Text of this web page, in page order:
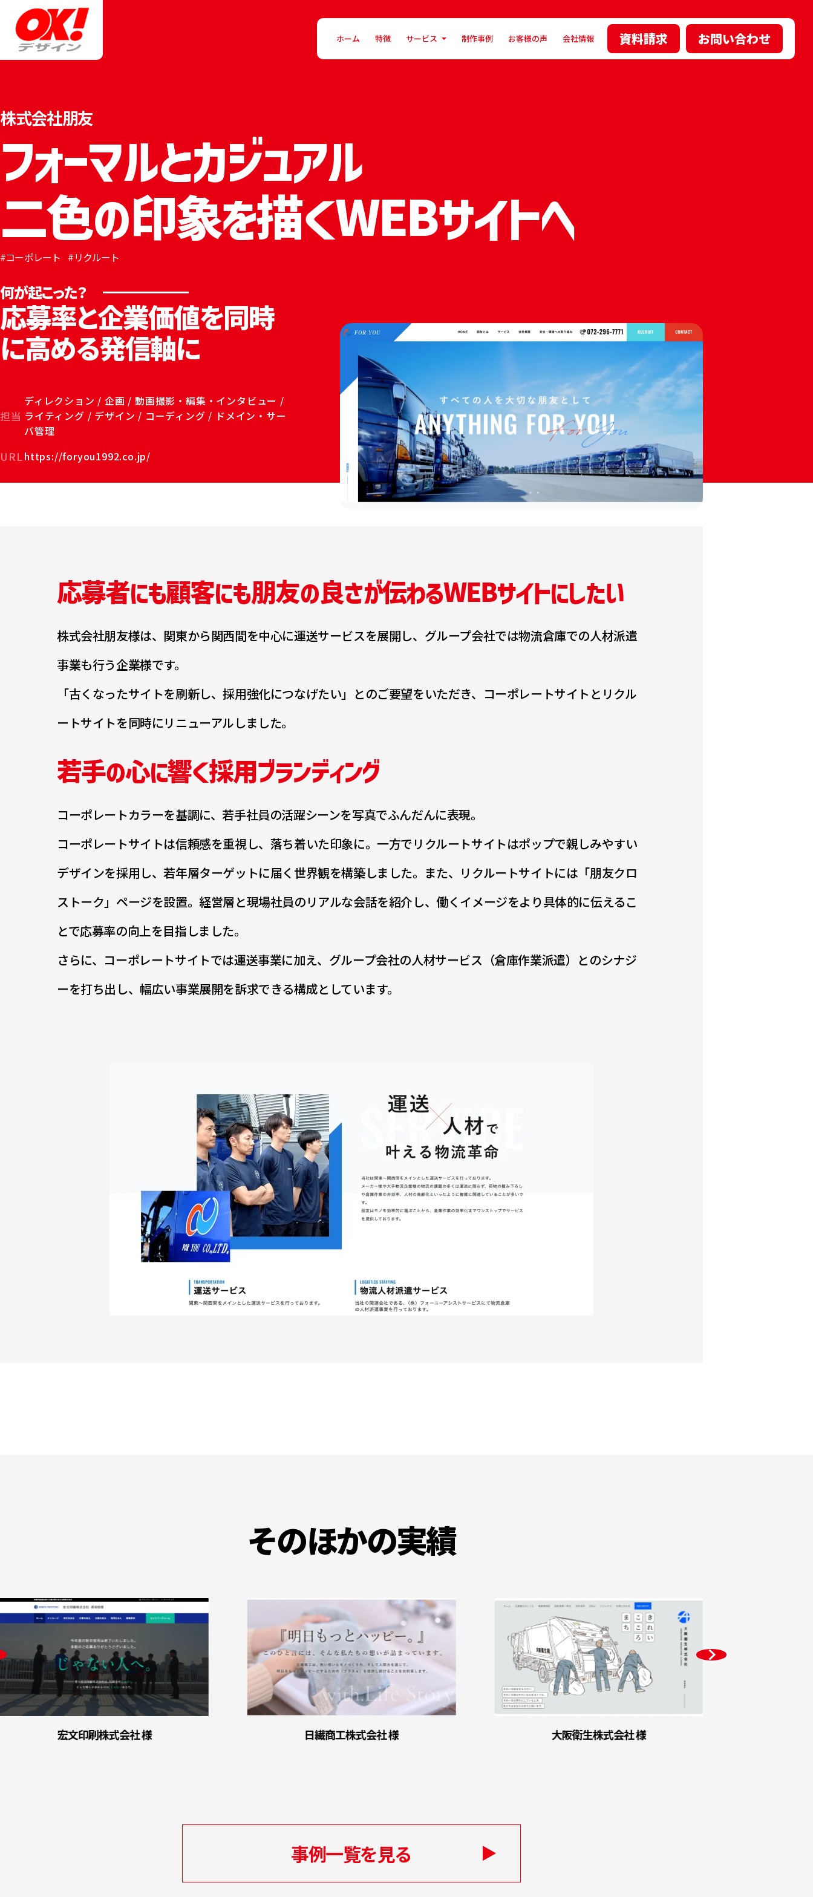
ホーム 特徴 サービス 制作事例 お客様の声 会社情報 資料請求 お問い合わせ
株式会社朋友
フォーマルとカジュアル
二色の印象を描くWEBサイトへ
コーポレート リクルート
応募率と企業価値を同時
に高める発信軸に
担当
ディレクション / 企画 / 動画撮影・編集・インタビュー /
ライティング / デザイン / コーディング / ドメイン・サー
バ管理
URLhttps://foryou1992.co.jp/
応募者にも顧客にも朋友の良さが伝わるWEBサイトにしたい
株式会社朋友様は、関東から関西間を中心に運送サービスを展開し、グループ会社では物流倉庫での人材派遣
事業も行う企業様です。
「古くなったサイトを刷新し、採用強化につなげたい」とのご要望をいただき、コーポレートサイトとリクル
ートサイトを同時にリニューアルしました。
若手の心に響く採用ブランディング
コーポレートカラーを基調に、若手社員の活躍シーンを写真でふんだんに表現。
コーポレートサイトは信頼感を重視し、落ち着いた印象に。一方でリクルートサイトはポップで親しみやすい
デザインを採用し、若年層ターゲットに届く世界観を構築しました。また、リクルートサイトには「朋友クロ
ストーク」ページを設置。経営層と現場社員のリアルな会話を紹介し、働くイメージをより具体的に伝えるこ
とで応募率の向上を目指しました。
さらに、コーポレートサイトでは運送事業に加え、グループ会社の人材サービス（倉庫作業派遣）とのシナジ
ーを打ち出し、幅広い事業展開を訴求できる構成としています。
そのほかの実績
宏文印刷株式会社 様 日繊商工株式会社 様 大阪衛生株式会社 様
事例一覧を見る